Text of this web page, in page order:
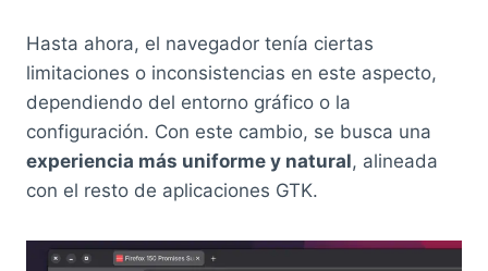
Hasta ahora, el navegador tenía ciertas
limitaciones o inconsistencias en este aspecto,
dependiendo del entorno gráfico o la
configuración. Con este cambio, se busca una
experiencia más uniforme y natural, alineada
con el resto de aplicaciones GTK.